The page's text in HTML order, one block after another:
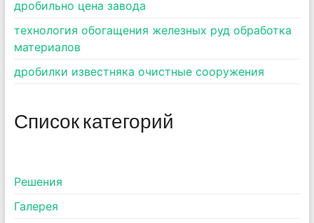
дробильно цена завода
технология обогащения железных руд обработка
материалов
дробилки известняка очистные сооружения
Список категорий
Pешения
Галерея